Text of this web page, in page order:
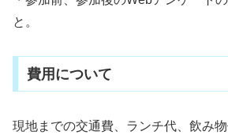
と。
費用について
現地までの交通費、ランチ代、飲み